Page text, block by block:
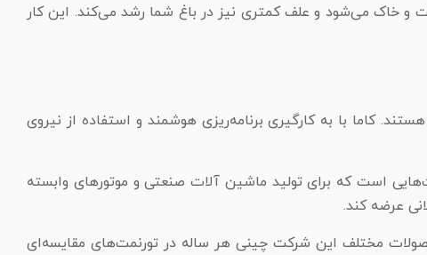
و خاک می‌شود و علف کمتری نیز در باغ شما رشد می‌کند. این کار
۲۰ درصد این رقم افراد متخصص و مهندسان هستند. کاما با به کار‌گیری برنامه‌ریزی هوشمند و استفاده از نیروی
است که برای تولید ماشین آلات صنعتی و موتور‌های وابسته
عرضه کند.
محصول کاربردی می‌توان اشاره کرد. محصولات مختلف این شرکت چینی هر ساله در تورنمت‌های مقایسه‌ای